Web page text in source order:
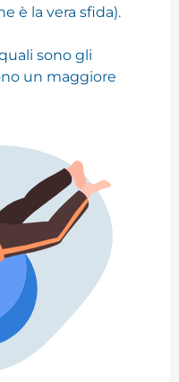
è la vera sfida).
sono gli
un maggiore